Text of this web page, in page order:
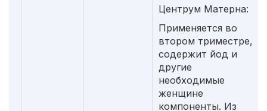
Центрум Матерна:
Применяется во
втором триместре,
содержит йод и
другие
необходимые
женщине
компоненты. Из